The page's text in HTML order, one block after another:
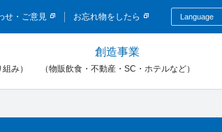
せ・ご意見 お忘れ物をしたら Language
み）
創造事業
（物販飲食・不動産・SC・ホテルなど）